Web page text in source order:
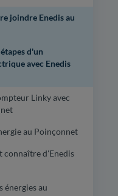
joindre Enedis au
d'un
avec Enedis
Linky avec
au Poinçonnet
connaître d'Enedis
énergies au